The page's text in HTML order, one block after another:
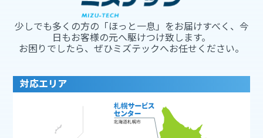
少しでも多くの方の「ほっと一息」をお届けすべく、今
日もお客様の元へ駆けつけ致します。
お困りでしたら、ぜひミズテックへお任せください。
対応エリア